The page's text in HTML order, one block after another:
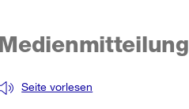
Seite vorlesen